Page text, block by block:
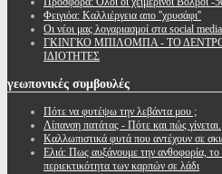
Φειγιόα: Καλλιέργεια απο ''χρυσάφι''
Oι νέοι μας λογαριασμοί στα social media
ΓΚΙΝΓΚΟ ΜΠΙΛΟΜΠΑ - ΤΟ
ΙΔΙΟΤΗΤΕΣ
γεωπονικές συμβουλές
Πότε να φυτέψω την λεβάντα μου ;
Λίπανση πατάτας - Πότε και πώς γίνεται.
Καλλωπιστικά φυτά που αντέχουν σε
Ελιά: Πως αυξάνουμε την ανθοφορία,
περιεκτικότητα των καρπών σε λάδι